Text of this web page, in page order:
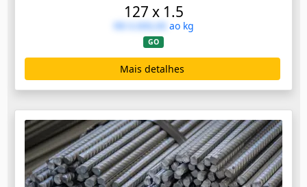
127 x 1.5
R$ 0.000,00 ao kg
GO
Mais detalhes